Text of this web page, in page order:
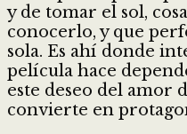
y de tomar el sol,
conocerlo, y que
sola. Es ahí donde
película hace
este deseo del amor
convierte en